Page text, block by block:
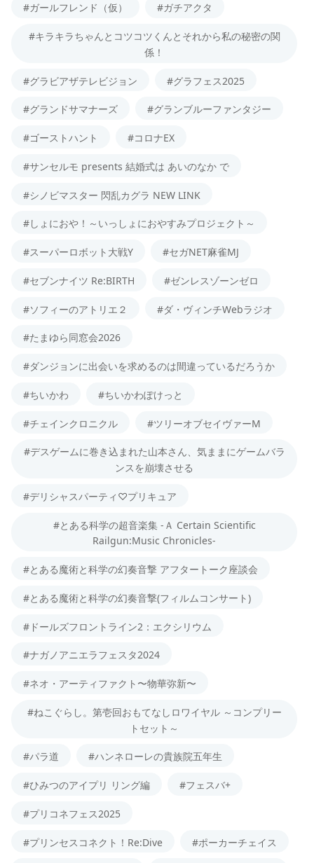
#ガールフレンド（仮） #ガチアクタ
#キラキラちゃんとコツコツくんとそれから私の秘密の関
係！
#グラビアザテレビジョン #グラフェス2025
#グランドサマナーズ #グランブルーファンタジー
#ゴーストハント #コロナEX
#サンセルモ presents 結婚式は あいのなか で
#シノビマスター 閃乱カグラ NEW LINK
#しょにおや！～いっしょにおやすみプロジェクト～
#スーパーロボット大戦Y #セガNET麻雀MJ
#セブンナイツ Re:BIRTH #ゼンレスゾーンゼロ
#ソフィーのアトリエ２ #ダ・ヴィンチWebラジオ
#たまゆら同窓会2026
#ダンジョンに出会いを求めるのは間違っているだろうか
#ちいかわ #ちいかわぽけっと
#チェインクロニクル #ツリーオブセイヴァーM
#デスゲームに巻き込まれた山本さん、気ままにゲームバラ
ンスを崩壊させる
#デリシャスパーティ♡プリキュア
#とある科学の超音楽集 -Ａ Certain Scientific
Railgun:Music Chronicles-
#とある魔術と科学の幻奏音撃 アフタートーク座談会
#とある魔術と科学の幻奏音撃(フィルムコンサート)
#ドールズフロントライン2：エクシリウム
#ナガノアニエラフェスタ2024
#ネオ・アーティファクト〜物華弥新〜
#ねこぐらし。第壱回おもてなしロワイヤル ～コンプリー
トセット～
#パラ道 #ハンネローレの貴族院五年生
#ひみつのアイプリ リング編 #フェスバ+
#プリコネフェス2025
#プリンセスコネクト！Re:Dive #ポーカーチェイス